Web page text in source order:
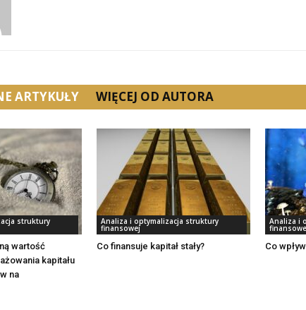
ARTYKUŁY WIĘCEJ OD AUTORA
struktury
wartość
kapitału
na
Analiza i optymalizacja struktury
finansowej
Co finansuje kapitał stały?
Analiza i
Co